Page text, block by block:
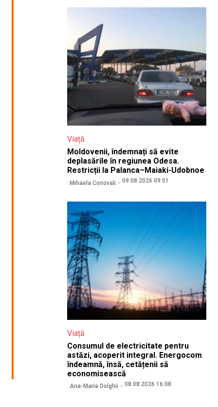
Viață
Moldovenii, îndemnați să evite
deplasările în regiunea Odesa.
Restricții la Palanca–Maiaki-Udobnoe
Mihaela Conovali 09.08.2026 09:51
Viață
Consumul de electricitate pentru
astăzi, acoperit integral. Energocom
îndeamnă, însă, cetățenii să
economisească
Ana-Maria Dolghii 08.08.2026 16:08